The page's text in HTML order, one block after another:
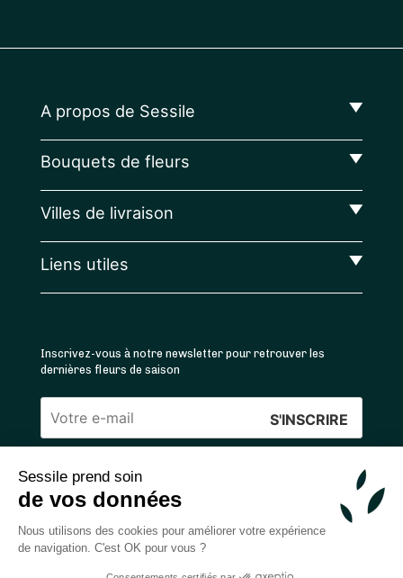
Sessile prend soin
de vos données
Nous utilisons des cookies pour améliorer votre expérience
de navigation. C'est OK pour vous ?
A propos de Sessile
Bouquets de fleurs
Villes de livraison
Liens utiles
Inscrivez-vous à notre newsletter pour retrouver les
dernières fleurs de saison
Veuillez
ce
champ
4.4 /5 ⭐ | 120 000+ bouquets livrés |
Achats 100% sécurisés